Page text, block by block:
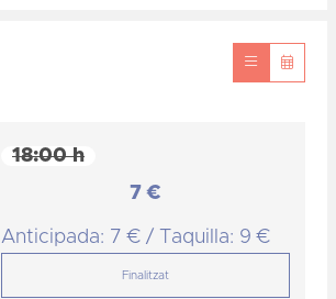
18:00 h
7 €
Anticipada: 7 € / Taquilla: 9 €
Finalitzat